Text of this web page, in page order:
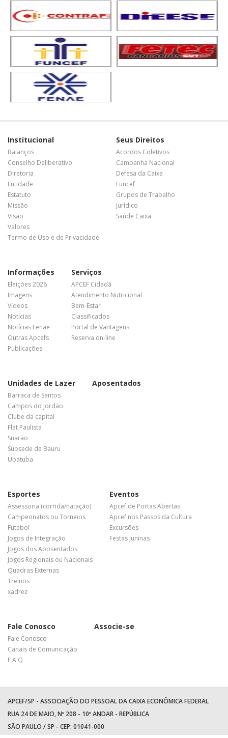
Institucional
Balanços
Conselho Deliberativo
Diretoria
Entidade
Estatuto
Missão
Visão
Valores
Termo de Uso e de Privacidade
Seus Direitos
Acordos Coletivos
Campanha Nacional
Defesa da Caixa
Funcef
Grupos de Trabalho
Jurídico
Saúde Caixa
Informações
Eleições 2026
Imagens
Vídeos
Notícias
Notícias Fenae
Outras Apcefs
Publicações
Serviços
APCEF Cidadã
Atendimento Nutricional
Bem-Estar
Classificados
Portal de Vantagens
Reserva on-line
Unidades de Lazer
Barraca de Santos
Campos do Jordão
Clube da capital
Flat Paulista
Suarão
Subsede de Bauru
Ubatuba
Aposentados
Esportes
Assessoria (corrida/natação)
Campeonatos ou Torneios
Futebol
Jogos de Integração
Jogos dos Aposentados
Jogos Regionais ou Nacionais
Quadras Externas
Treinos
xadrez
Eventos
Apcef de Portas Abertas
Apcef nos Passos da Cultura
Excursões
Festas Juninas
Fale Conosco
Fale Conosco
Canais de Comunicação
F A Q
Associe-se
APCEF/SP - ASSOCIAÇÃO DO PESSOAL DA CAIXA ECONÔMICA FEDERAL
RUA 24 DE MAIO, Nº 208 - 10º ANDAR - REPÚBLICA
SÃO PAULO / SP - CEP: 01041-000